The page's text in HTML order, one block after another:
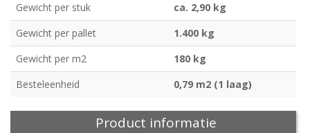
Gewicht per stuk
ca. 2,90 kg
Gewicht per pallet
1.400 kg
Gewicht per m2
180 kg
Besteleenheid
0,79 m2 (1 laag)
Product informatie